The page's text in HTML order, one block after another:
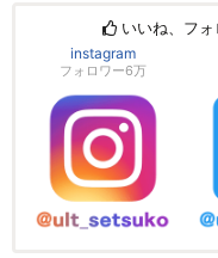
いいね、フ
instagram
フォロワー6万